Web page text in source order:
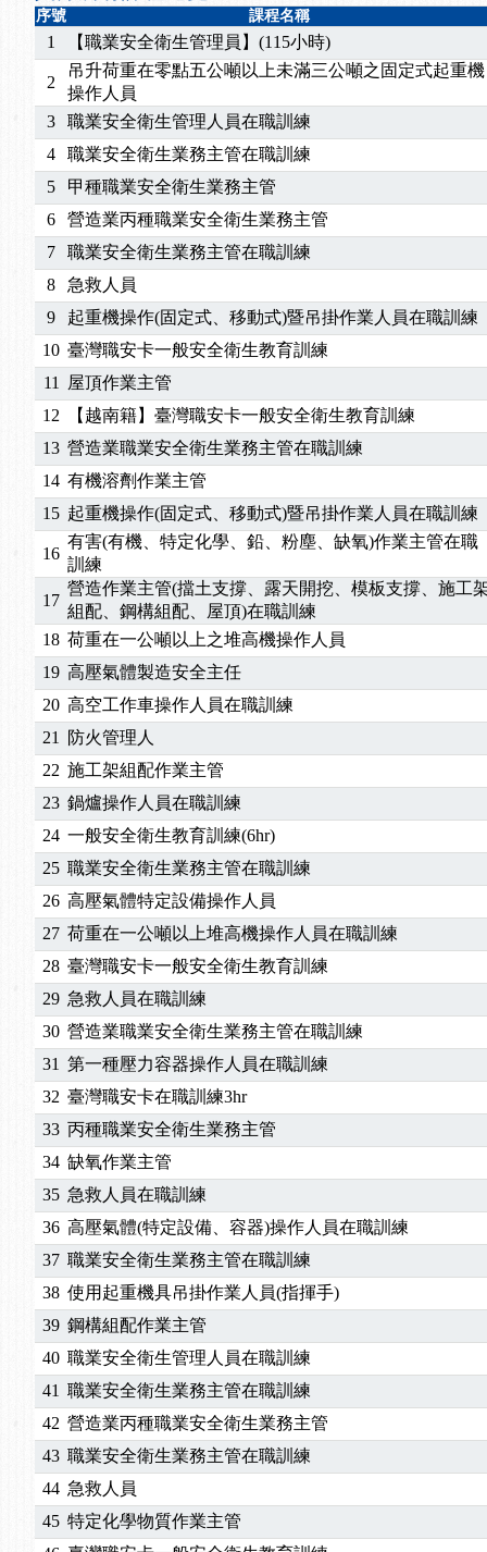
序號 課程名稱
1 【職業安全衛生管理員】(115小時)
2
吊升荷重在零點五公噸以上未滿三公噸之固定式起重機
操作人員
3
職業安全衛生管理人員在職訓練
4
職業安全衛生業務主管在職訓練
5
甲種職業安全衛生業務主管
6
營造業丙種職業安全衛生業務主管
7
職業安全衛生業務主管在職訓練
8
急救人員
9
起重機操作(固定式、移動式)暨吊掛作業人員在職訓練
10 臺灣職安卡一般安全衛生教育訓練
11
屋頂作業主管
12
【越南籍】臺灣職安卡一般安全衛生教育訓練
13 營造業職業安全衛生業務主管在職訓練
14 有機溶劑作業主管
15 起重機操作(固定式、移動式)暨吊掛作業人員在職訓練
16
有害(有機、特定化學、鉛、粉塵、缺氧)作業主管在職
訓練
17
營造作業主管(擋土支撐、露天開挖、模板支撐、施工
組配、鋼構組配、屋頂)在職訓練
18 荷重在一公噸以上之堆高機操作人員
19 高壓氣體製造安全主任
20 高空工作車操作人員在職訓練
21
防火管理人
22 施工架組配作業主管
23 鍋爐操作人員在職訓練
24 一般安全衛生教育訓練(6hr)
25 職業安全衛生業務主管在職訓練
26 高壓氣體特定設備操作人員
27 荷重在一公噸以上堆高機操作人員在職訓練
28 臺灣職安卡一般安全衛生教育訓練
29 急救人員在職訓練
30 營造業職業安全衛生業務主管在職訓練
31 第一種壓力容器操作人員在職訓練
32 臺灣職安卡在職訓練3hr
33 丙種職業安全衛生業務主管
34 缺氧作業主管
35 急救人員在職訓練
36 高壓氣體(特定設備、容器)操作人員在職訓練
37 職業安全衛生業務主管在職訓練
38 使用起重機具吊掛作業人員(指揮手)
39 鋼構組配作業主管
40 職業安全衛生管理人員在職訓練
41 職業安全衛生業務主管在職訓練
42 營造業丙種職業安全衛生業務主管
43 職業安全衛生業務主管在職訓練
44 急救人員
45 特定化學物質作業主管